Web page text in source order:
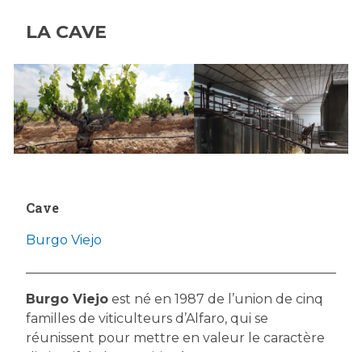
LA CAVE
Cave
Burgo Viejo
Burgo Viejo est né en 1987 de l’union de cinq
familles de viticulteurs d’Alfaro, qui se
réunissent pour mettre en valeur le caractère